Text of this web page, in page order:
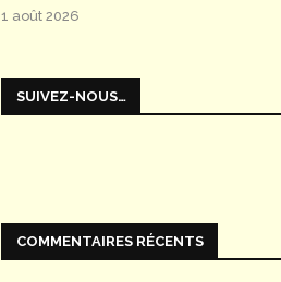
1 août 2026
SUIVEZ-NOUS…
COMMENTAIRES RÉCENTS